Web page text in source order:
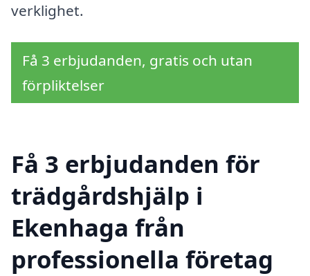
verklighet.
Få 3 erbjudanden, gratis och utan
förpliktelser
Få 3 erbjudanden för
trädgårdshjälp i
Ekenhaga från
professionella företag